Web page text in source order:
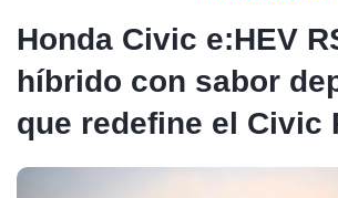
Honda Civic e:HEV
híbrido con sabor
que redefine el Civic